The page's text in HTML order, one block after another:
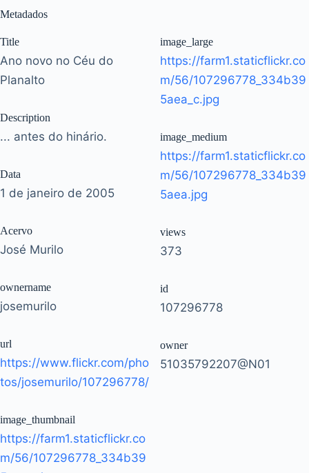
Metadados
Title
Ano novo no Céu do
Planalto
Description
... antes do hinário.
Data
1 de janeiro de 2005
Acervo
José Murilo
ownername
josemurilo
url
https://www.flickr.com/pho
tos/josemurilo/107296778/
image_thumbnail
https://farm1.staticflickr.co
m/56/107296778_334b39
image_large
https://farm1.staticflickr.co
m/56/107296778_334b39
5aea_c.jpg
image_medium
https://farm1.staticflickr.co
m/56/107296778_334b39
5aea.jpg
views
373
id
107296778
owner
51035792207@N01